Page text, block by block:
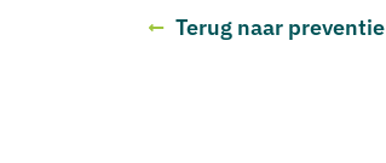
Terug naar preventie